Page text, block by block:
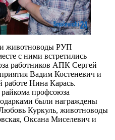
животноводы РУП
с ними встретились
работников АПК Сергей
Вадим Костеневич и
работе Нина Карась.
профсоюза
были награждены
Куркуль, животноводы
Оксана Миселевич и